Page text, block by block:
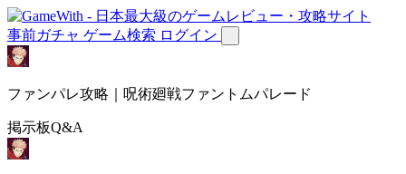
事前ガチャ ゲーム検索 ログイン
ファンパレ攻略｜呪術廻戦ファントムパレード
掲示板Q&A